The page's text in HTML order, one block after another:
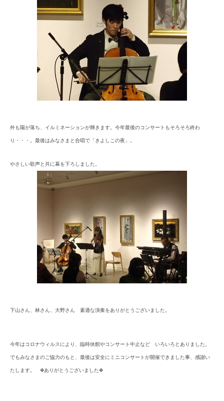
外も陽が落ち、イルミネーションが輝きます。 今年最後のコンサートもそろそろ終わ
り・・・。最後はみなさまと合唱で「きよしこの夜」。
やさしい歌声と共に幕を下ろしました。
下山さん、林さん、大野さん 素適な演奏をありがとうございました。
今年はコロナウィルスにより、臨時休館やコンサート中止など いろいろとありました。
でもみなさまのご協力のもと、最後は安全にミニコンサートが開催できました事、感謝い
たします。 ✥ありがとうございました✥